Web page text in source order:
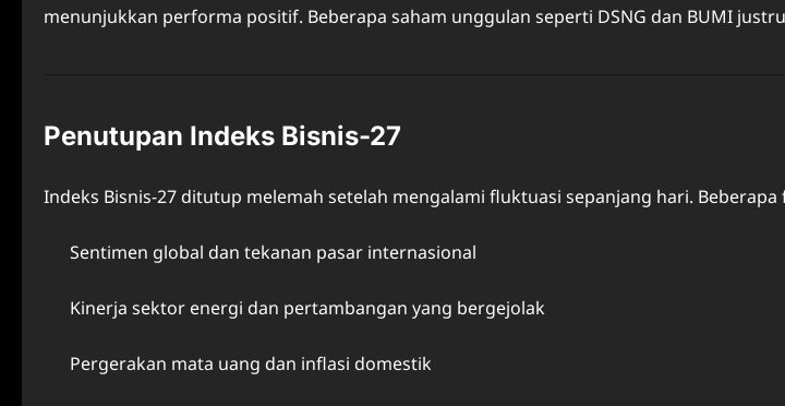
menunjukkan performa positif. Beberapa saham unggulan seperti DSNG dan BUMI
Penutupan Indeks Bisnis-27
Indeks Bisnis-27 ditutup melemah setelah mengalami fluktuasi sepanjang hari.
Sentimen global dan tekanan pasar internasional
Kinerja sektor energi dan pertambangan yang bergejolak
Pergerakan mata uang dan inflasi domestik